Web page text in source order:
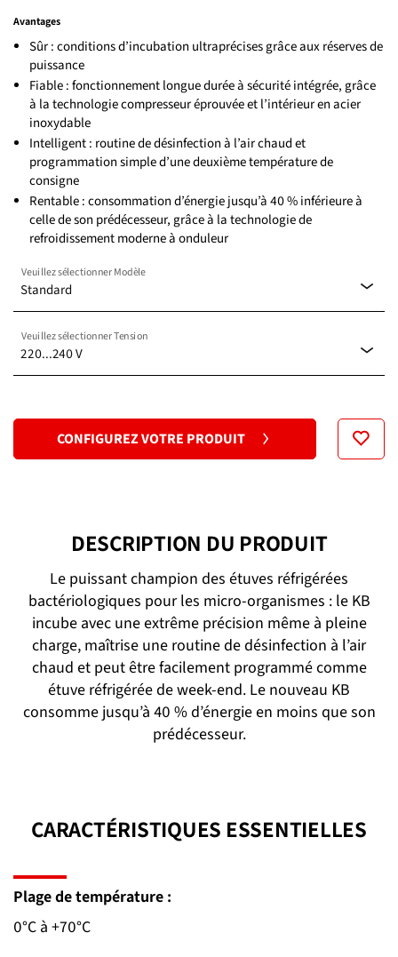
Avantages
Sûr : conditions d’incubation ultraprécises grâce aux réserves de
puissance
Fiable : fonctionnement longue durée à sécurité intégrée, grâce
à la technologie compresseur éprouvée et l’intérieur en acier
inoxydable
Intelligent : routine de désinfection à l’air chaud et
programmation simple d’une deuxième température de
consigne
Rentable : consommation d’énergie jusqu’à 40 % inférieure à
celle de son prédécesseur, grâce à la technologie de
refroidissement moderne à onduleur
Standard
Veuillez sélectionner Modèle
Standard
220...240 V
Veuillez sélectionner Tension
220...240 V
CONFIGUREZ VOTRE PRODUIT
DESCRIPTION DU PRODUIT
Le puissant champion des étuves réfrigérées
bactériologiques pour les micro-organismes : le KB
incube avec une extrême précision même à pleine
charge, maîtrise une routine de désinfection à l’air
chaud et peut être facilement programmé comme
étuve réfrigérée de week-end. Le nouveau KB
consomme jusqu’à 40 % d’énergie en moins que son
prédécesseur.
CARACTÉRISTIQUES ESSENTIELLES
Plage de température :
0°C à +70°C